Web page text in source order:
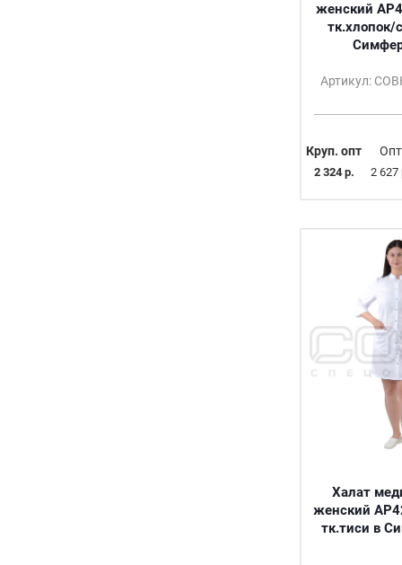
женский
тк.хлопок/
Артикул:
Круп. опт
2 324 р.
Опт
2 627
Халат
женский
тк.тиси в